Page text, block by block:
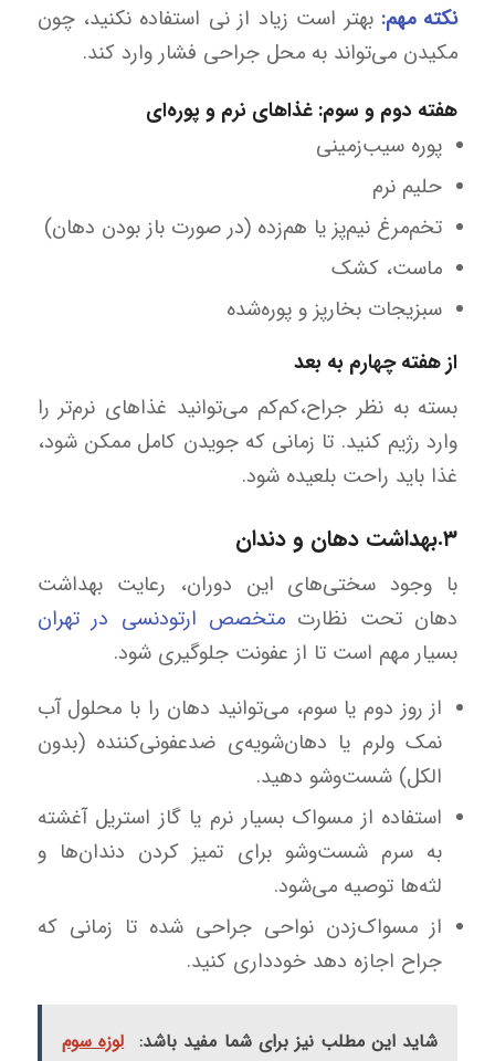
نکته مهم: بهتر است زیاد از نی استفاده نکنید، چون
مکیدن می‌تواند به محل جراحی فشار وارد کند.
هفته دوم و سوم: غذاهای نرم و پوره‌ای
پوره سیب‌زمینی
حلیم نرم
تخم‌مرغ نیم‌پز یا هم‌زده (در صورت باز بودن دهان)
ماست، کشک
سبزیجات بخارپز و پوره‌شده
از هفته چهارم به بعد
بسته به نظر جراح،کم‌کم می‌توانید غذاهای نرم‌تر را
وارد رژیم کنید. تا زمانی که جویدن کامل ممکن شود،
غذا باید راحت بلعیده شود.
۳.بهداشت دهان و دندان
با وجود سختی‌های این دوران، رعایت بهداشت
دهان تحت نظارت متخصص ارتودنسی در تهران
بسیار مهم است تا از عفونت جلوگیری شود.
از روز دوم یا سوم، می‌توانید دهان را با محلول آب
نمک ولرم یا دهان‌شویه‌ی ضدعفونی‌کننده (بدون
الکل) شست‌وشو دهید.
استفاده از مسواک بسیار نرم یا گاز استریل آغشته
به سرم شست‌وشو برای تمیز کردن دندان‌ها و
لثه‌ها توصیه می‌شود.
از مسواک‌زدن نواحی جراحی‌ شده تا زمانی که
جراح اجازه دهد خودداری کنید.
شاید این مطلب نیز برای شما مفید باشد: لوزه‌ سوم